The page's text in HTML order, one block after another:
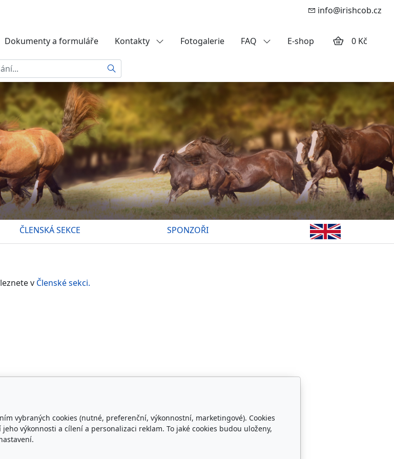
info@irishcob.cz
Dokumenty a formuláře Kontakty Fotogalerie FAQ E-shop 0 Kč
Hledat
ČLENSKÁ SEKCE SPONZOŘI
v Členské sekci.
Plemenná kniha Sledujte nás
vybraných cookies (nutné, preferenční, výkonnostní, marketingové). Cookies
výkonnosti a cílení a personalizaci reklam. To jaké cookies budou uloženy,